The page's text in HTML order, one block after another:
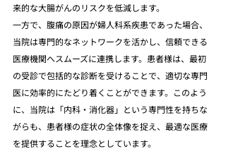
来的な大腸がんのリスクを低減します。
一方で、腹痛の原因が婦人科系疾患であった場合、
当院は専門的なネットワークを活かし、信頼できる
医療機関へスムーズに連携します。患者様は、最初
の受診で包括的な診断を受けることで、適切な専門
医に効率的にたどり着くことができます。このよう
に、当院は「内科・消化器」という専門性を持ちな
がらも、患者様の症状の全体像を捉え、最適な医療
を提供することを理念としています。